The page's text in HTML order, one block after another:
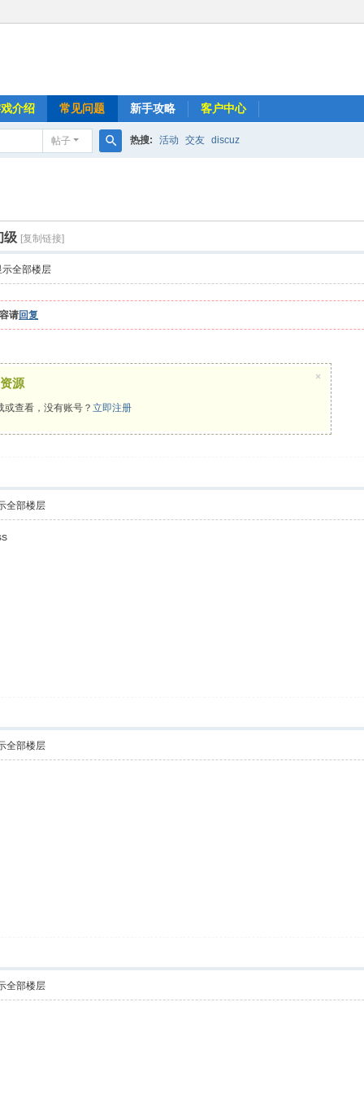
介绍 常见问题 新手攻略 客户中心
帖子 热搜: 活动 交友 discuz
级 [复制链接]
示全部楼层
请回复
源
或查看，没有账号？ 立即注册
×
全部楼层
全部楼层
全部楼层